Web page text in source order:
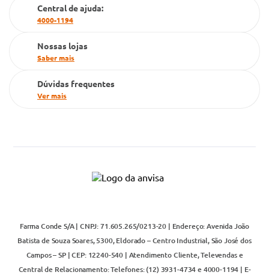
Cartão Grupo Conde
Televendas
Central de ajuda:
4000-1194
Nossas lojas
Saber mais
Dúvidas frequentes
Ver mais
Farma Conde S/A | CNPJ: 71.605.265/0213-20 | Endereço: Avenida João
Batista de Souza Soares, 5300, Eldorado – Centro Industrial, São José dos
Campos – SP | CEP: 12240-540 | Atendimento Cliente, Televendas e
Central de Relacionamento: Telefones: (12) 3931-4734 e 4000-1194 | E-